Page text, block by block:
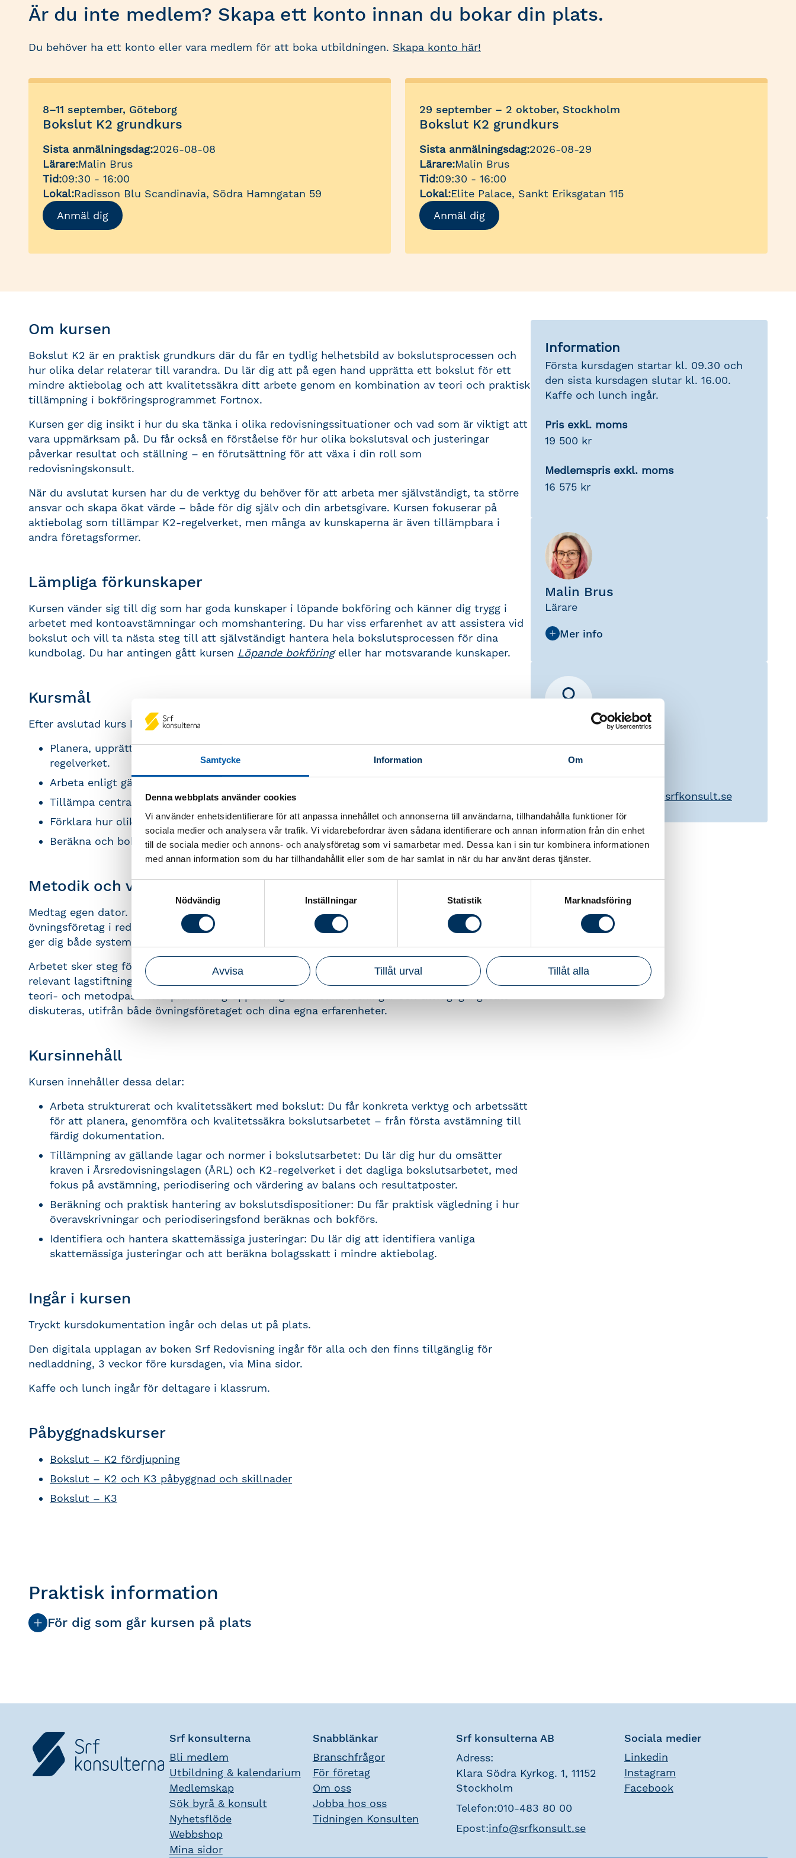
Samtycke Information Om
Denna webbplats använder cookies
Vi använder enhetsidentifierare för att anpassa innehållet och annonserna till användarna, tillhandahålla funktioner för
sociala medier och analysera vår trafik. Vi vidarebefordrar även sådana identifierare och annan information från din enhet
till de sociala medier och annons- och analysföretag som vi samarbetar med. Dessa kan i sin tur kombinera informationen
med annan information som du har tillhandahållit eller som de har samlat in när du har använt deras tjänster.
Samtyckesval
Nödvändig
Inställningar Statistik Marknadsföring
Avvisa Tillåt urval Tillåt alla
Är du inte medlem? Skapa ett konto innan du bokar din plats.
Du behöver ha ett konto eller vara medlem för att boka utbildningen. Skapa konto här!
8–11 september, Göteborg
Bokslut K2 grundkurs
Sista anmälningsdag:2026-08-08
Lärare:Malin Brus
Tid:09:30 - 16:00
Lokal:Radisson Blu Scandinavia, Södra Hamngatan 59
Anmäl dig
29 september – 2 oktober, Stockholm
Bokslut K2 grundkurs
Sista anmälningsdag:2026-08-29
Lärare:Malin Brus
Tid:09:30 - 16:00
Lokal:Elite Palace, Sankt Eriksgatan 115
Anmäl dig
Om kursen
Bokslut K2 är en praktisk grundkurs där du får en tydlig helhetsbild av bokslutsprocessen och
hur olika delar relaterar till varandra. Du lär dig att på egen hand upprätta ett bokslut för ett
mindre aktiebolag och att kvalitetssäkra ditt arbete genom en kombination av teori och praktisk
tillämpning i bokföringsprogrammet Fortnox.
Kursen ger dig insikt i hur du ska tänka i olika redovisningssituationer och vad som är viktigt att
vara uppmärksam på. Du får också en förståelse för hur olika bokslutsval och justeringar
påverkar resultat och ställning – en förutsättning för att växa i din roll som
redovisningskonsult.
När du avslutat kursen har du de verktyg du behöver för att arbeta mer självständigt, ta större
ansvar och skapa ökat värde – både för dig själv och din arbetsgivare. Kursen fokuserar på
aktiebolag som tillämpar K2-regelverket, men många av kunskaperna är även tillämpbara i
andra företagsformer.
Lämpliga förkunskaper
Kursen vänder sig till dig som har goda kunskaper i löpande bokföring och känner dig trygg i
arbetet med kontoavstämningar och momshantering. Du har viss erfarenhet av att assistera vid
bokslut och vill ta nästa steg till att självständigt hantera hela bokslutsprocessen för dina
kundbolag. Du har antingen gått kursen Löpande bokföringeller har motsvarande kunskaper.
Kursmål
Efter avslutad kurs kan du:
Planera, upprätta och kvalitetssäkra ett komplett bokslut för ett aktiebolag enligt K2-
regelverket.
Arbeta enligt gällande normgivning och vägledning från Bokföringsnämnden (BFN).
Tillämpa centrala värderingsregler enligt K2.
Förklara hur olika redovisningsval påverkar likviditet och resultatplanering.
Beräkna och bokföra bokslutsdispositioner och aktuell skatt för mindre aktiebolag
Metodik och verktyg
Medtag egen dator. Under kursen arbetar vi igenom bokslutsprocessen från start till mål för ett
övningsföretag i redovisningsprogrammet Fortnox. Du får upprätta ett komplett bokslut, vilket
ger dig både systemförståelse och trygghet i att arbeta i ett digitalt bokföringsprogram.
Arbetet sker steg för steg enligt en strukturerad bokslutsmetodik, där varje moment kopplas till
relevant lagstiftning, normgivning och konkreta exempel från verkligheten. Vi varvar kortare
teori- och metodpass med praktiska gruppövningar där olika lösningar och tillvägagångssätt
diskuteras, utifrån både övningsföretaget och dina egna erfarenheter.
Kursinnehåll
Kursen innehåller dessa delar:
Arbeta strukturerat och kvalitetssäkert med bokslut: Du får konkreta verktyg och arbetssätt
för att planera, genomföra och kvalitetssäkra bokslutsarbetet – från första avstämning till
färdig dokumentation.
Tillämpning av gällande lagar och normer i bokslutsarbetet: Du lär dig hur du omsätter
kraven i Årsredovisningslagen (ÅRL) och K2-regelverket i det dagliga bokslutsarbetet, med
fokus på avstämning, periodisering och värdering av balans och resultatposter.
Beräkning och praktisk hantering av bokslutsdispositioner: Du får praktisk vägledning i hur
överavskrivningar och periodiseringsfond beräknas och bokförs.
Identifiera och hantera skattemässiga justeringar: Du lär dig att identifiera vanliga
skattemässiga justeringar och att beräkna bolagsskatt i mindre aktiebolag.
Ingår i kursen
Tryckt kursdokumentation ingår och delas ut på plats.
Den digitala upplagan av boken Srf Redovisning ingår för alla och den finns tillgänglig för
nedladdning, 3 veckor före kursdagen, via Mina sidor.
Kaffe och lunch ingår för deltagare i klassrum.
Påbyggnadskurser
Bokslut – K2 fördjupning
Bokslut – K2 och K3 påbyggnad och skillnader
Bokslut – K3
Information
Första kursdagen startar kl. 09.30 och
den sista kursdagen slutar kl. 16.00.
Kaffe och lunch ingår.
Pris exkl. moms
19 500 kr
Medlemspris exkl. moms
16 575 kr
Malin Brus
Lärare
Telefon 010-483 80 31
srfkonsult.se
Praktisk information
För dig som går kursen på plats
Srf konsulterna
Bli medlem
Utbildning & kalendarium
Medlemskap
Sök byrå & konsult
Nyhetsflöde
Webbshop
Mina sidor
Snabblänkar
Branschfrågor
För företag
Om oss
Jobba hos oss
Tidningen Konsulten
Srf konsulterna AB
Adress:
Klara Södra Kyrkog. 1, 11152
Stockholm
Telefon:010-483 80 00
Epost:info@srfkonsult.se
Sociala medier
Linkedin
Instagram
Facebook